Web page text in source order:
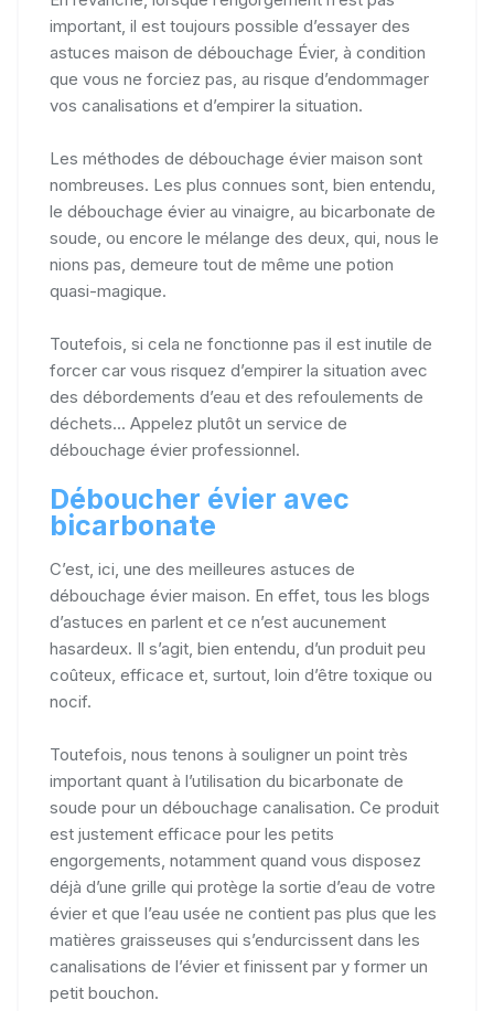
important, il est toujours possible d’essayer des
astuces maison de débouchage Évier, à condition
que vous ne forciez pas, au risque d’endommager
vos canalisations et d’empirer la situation.
Les méthodes de débouchage évier maison sont
nombreuses. Les plus connues sont, bien entendu,
le débouchage évier au vinaigre, au bicarbonate de
soude, ou encore le mélange des deux, qui, nous le
nions pas, demeure tout de même une potion
quasi-magique.
Toutefois, si cela ne fonctionne pas il est inutile de
forcer car vous risquez d’empirer la situation avec
des débordements d’eau et des refoulements de
déchets... Appelez plutôt un service de
débouchage évier professionnel.
Déboucher évier avec
bicarbonate
C’est, ici, une des meilleures astuces de
débouchage évier maison. En effet, tous les blogs
d’astuces en parlent et ce n’est aucunement
hasardeux. Il s’agit, bien entendu, d’un produit peu
coûteux, efficace et, surtout, loin d’être toxique ou
nocif.
Toutefois, nous tenons à souligner un point très
important quant à l’utilisation du bicarbonate de
soude pour un débouchage canalisation. Ce produit
est justement efficace pour les petits
engorgements, notamment quand vous disposez
déjà d’une grille qui protège la sortie d’eau de votre
évier et que l’eau usée ne contient pas plus que les
matières graisseuses qui s’endurcissent dans les
canalisations de l’évier et finissent par y former un
petit bouchon.